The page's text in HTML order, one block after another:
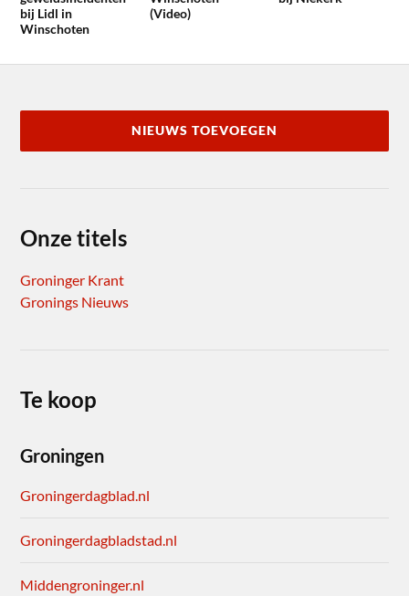
bij Lidl in
Winschoten
(Video)
NIEUWS TOEVOEGEN
Onze titels
Groninger Krant
Gronings Nieuws
Te koop
Groningen
Groningerdagblad.nl
Groningerdagbladstad.nl
Middengroninger.nl